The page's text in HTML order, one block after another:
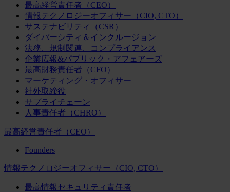
最高経営責任者（CEO）
情報テクノロジーオフィサー（CIO, CTO）
サステナビリティ（CSR）
ダイバーシティ＆インクルージョン
法務、規制関連、コンプライアンス
企業広報&パブリック・アフェアーズ
最高財務責任者（CFO）
マーケティング・オフィサー
社外取締役
サプライチェーン
人事責任者（CHRO）
最高経営責任者（CEO）
Founders
情報テクノロジーオフィサー（CIO, CTO）
最高情報セキュリティ責任者